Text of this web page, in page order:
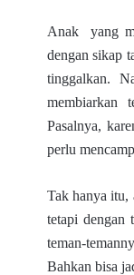
Anak yang
dengan sikap
tinggalkan.
membiarkan
Pasalnya,
perlu
Tak hanya
tetapi dengan
teman-
Bahkan bisa